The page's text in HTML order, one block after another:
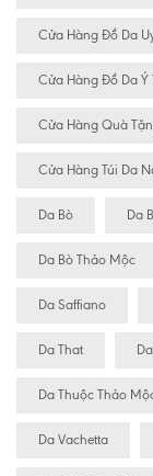
Cửa Hàng Đồ Da
Cửa Hàng Đồ Da Ý
Cửa Hàng Quà
Cửa Hàng Túi Da
Da Bò Da
Da Bò Thảo Mộc
Da Saffiano
Da That
Da Thuộc Thảo
Da Vachetta